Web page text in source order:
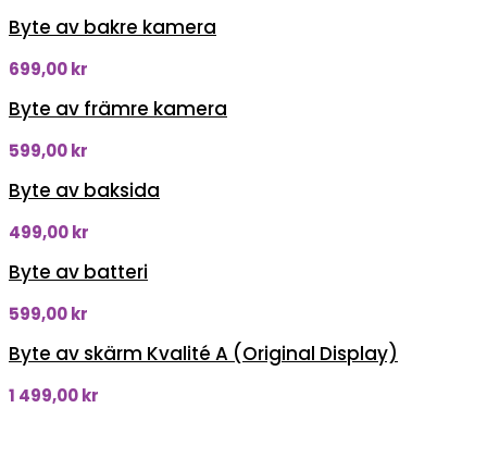
Byte av bakre kamera
699,00kr
Byte av främre kamera
599,00kr
Byte av baksida
499,00kr
Byte av batteri
599,00kr
Byte av skärm Kvalité A (Original Display)
1 499,00kr